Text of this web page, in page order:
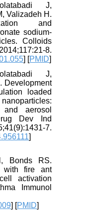
J,
Valizadeh H.
and
sodium-
Colloids
8.
] [PMID
J,
Development
loaded
and aerosol
Dev Ind
7.
Bonds RS.
with fire ant
activation
Immunol
] [PMID